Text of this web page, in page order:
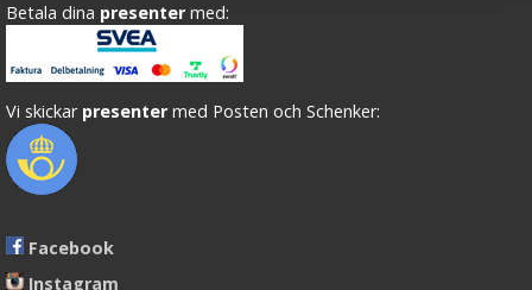
Betala dina presenter med:
Vi skickar presenter med Posten och Schenker:
Facebook
Instagram